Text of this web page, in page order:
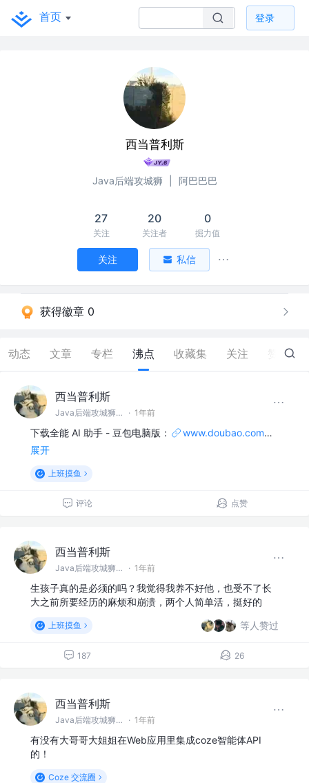
首页 登录
西当普利斯
Java后端攻城狮 阿巴巴巴
27
关注
20
关注者
0
掘力值
关注 私信
获得徽章 0
动态 文章 专栏 沸点 收藏集 关注 86
西当普利斯
Java后端攻城狮 @阿巴巴巴 · 1年前
下载全能 AI 助手 - 豆包电脑版： www.doubao.com…
展开
上班摸鱼
评论 点赞
西当普利斯
Java后端攻城狮 @阿巴巴巴 · 1年前
生孩子真的是必须的吗？我觉得我养不好他，也受不了长
大之前所要经历的麻烦和崩溃，两个人简单活，挺好的
上班摸鱼 等人赞过
187 26
西当普利斯
Java后端攻城狮 @阿巴巴巴 · 1年前
有没有大哥哥大姐姐在Web应用里集成coze智能体API
的！
Coze 交流圈